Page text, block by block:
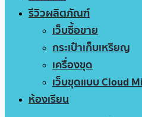
รีวิวผลิตภัณฑ์
เว็บซื้อขาย
กระเป๋าเก็บเหรียญ
เครื่องขุด
เว็บขุดแบบ Cloud
ห้องเรียน